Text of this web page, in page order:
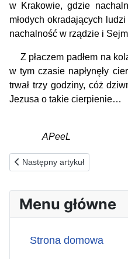
w Krakowie, gdzie
młodych okradających
nachalność w rządzie i
Z płaczem padłem na
w tym czasie napłynęły
trwał trzy godziny, cóż
Jezusa o takie cierpienie…
APeeL
Poprzednia strona:
Następny artykuł
Menu główne
Strona domowa